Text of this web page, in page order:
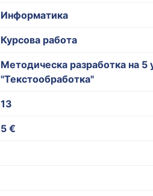
Информатика
Курсова работа
Методическа разработка на
"Текстообработка"
13
5 €